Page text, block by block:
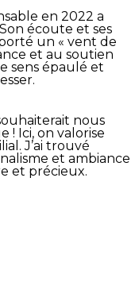
en 2022 a
écoute et ses
un « vent de
et au soutien
sens épaulé et
nous
! Ici, on valorise
J’ai trouvé
et ambiance
et précieux.